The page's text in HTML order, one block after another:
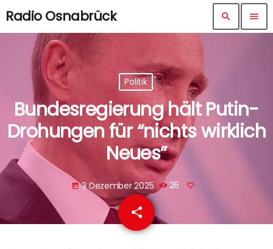
Radio Osnabrück search menu
Politik
Bundesregierung hält Putin-
Drohungen für “nichts wirklich
Neues”
today 3 Dezember 2025 26
share
email